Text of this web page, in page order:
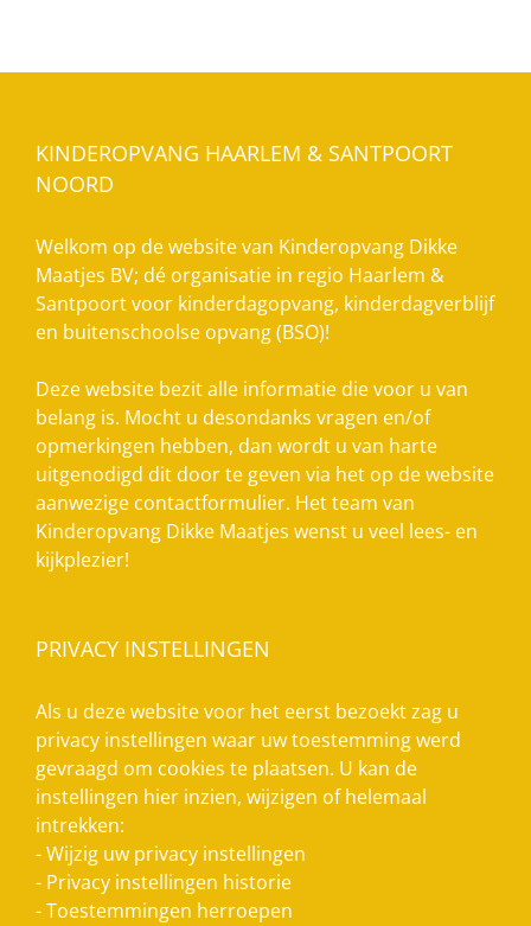
KINDEROPVANG HAARLEM & SANTPOORT
NOORD
Welkom op de website van Kinderopvang Dikke
Maatjes BV; dé organisatie in regio Haarlem &
Santpoort voor kinderdagopvang, kinderdagverblijf
en buitenschoolse opvang (BSO)!
Deze website bezit alle informatie die voor u van
belang is. Mocht u desondanks vragen en/of
opmerkingen hebben, dan wordt u van harte
uitgenodigd dit door te geven via het op de website
aanwezige contactformulier. Het team van
Kinderopvang Dikke Maatjes wenst u veel lees- en
kijkplezier!
PRIVACY INSTELLINGEN
Als u deze website voor het eerst bezoekt zag u
privacy instellingen waar uw toestemming werd
gevraagd om cookies te plaatsen. U kan de
instellingen hier inzien, wijzigen of helemaal
intrekken:
-Wijzig uw privacy instellingen
- Privacy instellingen historie
-Toestemmingen herroepen